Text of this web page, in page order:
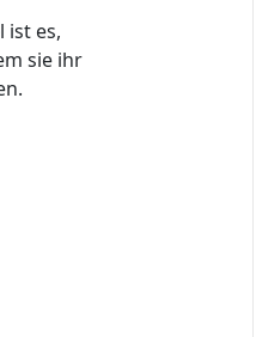
ist es,
sie ihr